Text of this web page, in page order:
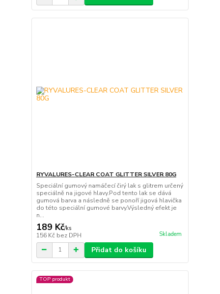
RYVALURES-CLEAR COAT GLITTER SILVER 80G
Speciální gumový namáčecí čirý lak s glitrem určený
speciálně na jigové hlavy.Pod tento lak se dává
gumová barva a následně se ponoří jigová hlavička
do této speciální gumové barvy.Výsledný efekt je
n...
189 Kč/ks
156 Kč bez DPH Skladem
Přidat do košíku
TOP produkt